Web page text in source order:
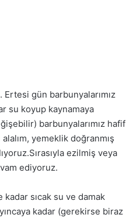
Ertesi gün barbunyalarımız
su koyup kaynamaya
barbunyalarımız hafif
yemeklik doğranmış
ezilmiş veya
ediyoruz.
sıcak su ve damak
kadar (gerekirse biraz